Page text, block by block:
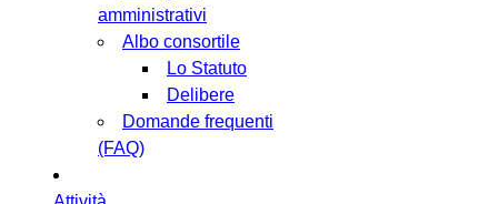
amministrativi
Albo consortile
Lo Statuto
Delibere
Domande frequenti
(FAQ)